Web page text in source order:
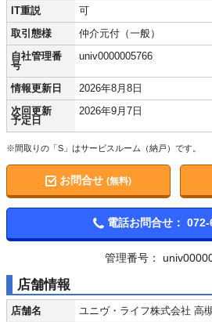
IT重説 可
取引態様 仲介元付（一般）
自社管理番
号
univ0000005766
情報更新日 2026年8月8日
次回更新
予定日
2026年9月7日
※間取りの「S」はサービスルーム（納戸）です。
お問合せ (無料)
電話お問合せ： 072-
管理番号：
店舗情報
店舗名 ユニヴ・ライフ株式会社 高